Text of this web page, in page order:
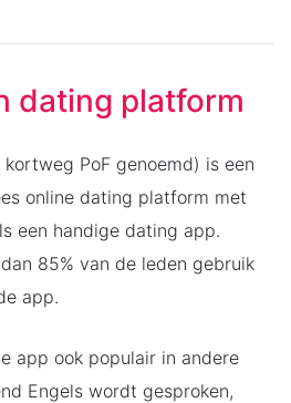
dating platform
PoF genoemd) is een
online dating platform met
een handige dating app.
85% van de leden gebruik
app.
app ook populair in andere
Engels wordt gesproken,